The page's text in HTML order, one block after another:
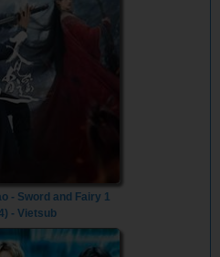
- Sword and Fairy 1
- Vietsub